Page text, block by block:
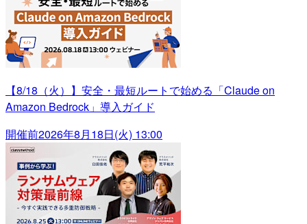
【8/18（火）】安全・最短ルートで始める「Claude on
Amazon Bedrock」導入ガイド
開催前2026年8月18日(火) 13:00